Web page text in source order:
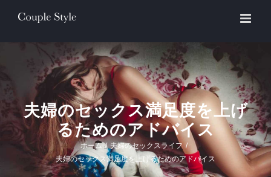
content
夫婦のセックス満足度を上げ
るためのアドバイス
ホーム / 夫婦のセックスライフ /
夫婦のセックス満足度を上げるためのアドバイス